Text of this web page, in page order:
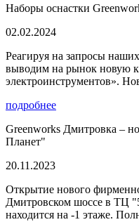
Наборы оснастки
02.02.2024
Реагируя на запросы
выводим на рынок новую
электроинструментов».
подробнее
Greenworks Дмитровка –
Планет"
20.11.2023
Открытие нового
Дмитровском шоссе в ТЦ
находится на -1 этаже.